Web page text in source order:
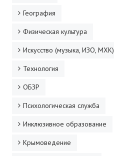
География
Физическая культура
Искусство (музыка, ИЗО, МХК)
Технология
ОБЗР
Психологическая служба
Инклюзивное образование
Крымоведение